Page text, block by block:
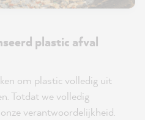
plastic afval
om plastic volledig uit
Totdat we volledig
verantwoordelijkheid.